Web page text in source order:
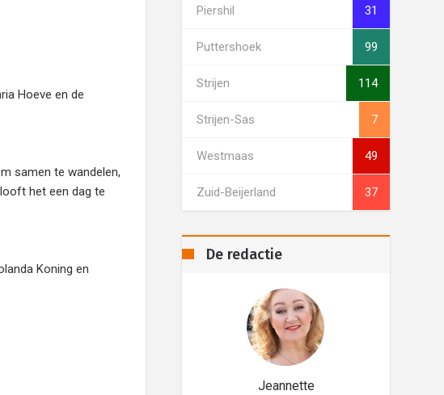
Hoeve en de
samen te wandelen,
het een dag te
Koning en
Piershil 31
Puttershoek 99
Strijen 114
Strijen-Sas 7
Westmaas 49
Zuid-Beijerland 37
De redactie
Jeannette